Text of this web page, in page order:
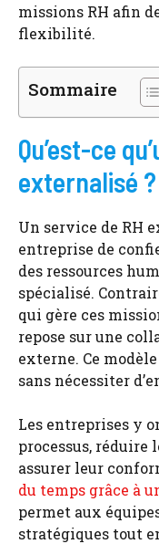
missions RH afin
flexibilité.
Sommaire
Qu’est-ce
externalisé ?
Un service de RH
entreprise de
des ressources
spécialisé.
qui gère ces
repose sur une
externe. Ce
sans nécessiter
Les entreprises y
processus,
assurer leur
du temps grâce à
permet aux
stratégiques tout